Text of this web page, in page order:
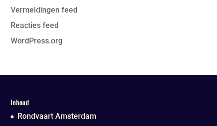
Vermeldingen feed
Reacties feed
WordPress.org
Inhoud
Rondvaart Amsterdam